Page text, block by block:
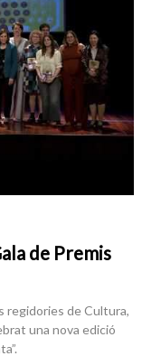
de Premis
regidories de Cultura,
una nova edició